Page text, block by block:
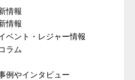
情報
情報
ベント・レジャー情報
ラム
例やインタビュー